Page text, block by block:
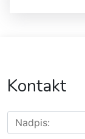
Kontakt